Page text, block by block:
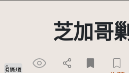
芝加哥
受著作權法保護-僅限於本平台有限度公開瀏覽